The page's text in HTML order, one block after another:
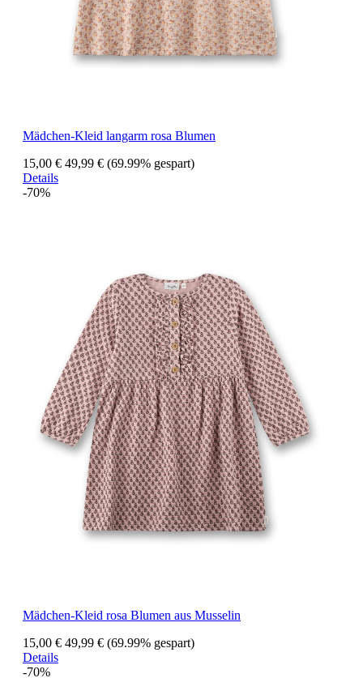
Mädchen-Kleid langarm rosa Blumen
15,00 € 49,99 € (69.99% gespart)
Details
-70%
Mädchen-Kleid rosa Blumen aus Musselin
15,00 € 49,99 € (69.99% gespart)
Details
-70%